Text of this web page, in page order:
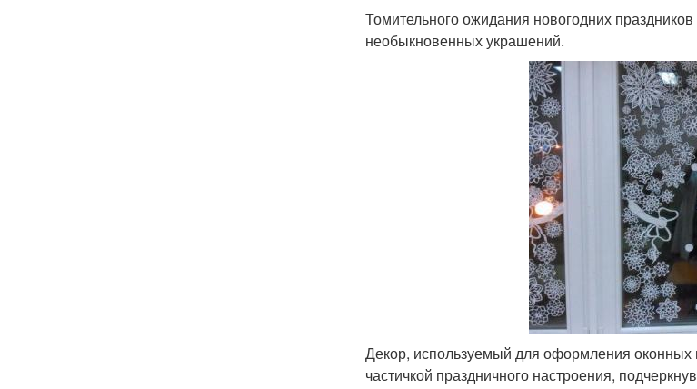
Томительного ожидания новогодних
необыкновенных украшений.
Декор, используемый для оформления оконных
частичкой праздничного настроения,